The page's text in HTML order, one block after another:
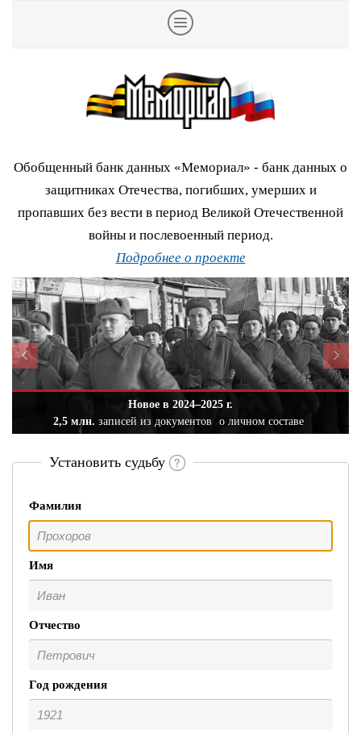
Обобщенный банк данных «Мемориал» - банк данных о
защитниках Отечества, погибших, умерших и
пропавших без вести в период Великой Отечественной
войны и послевоенный период.
Подробнее о проекте
Новое в 2024–2025 г.
2,5 млн. записей из документов о личном составе
Установить судьбу
Фамилия
Имя
Отчество
Год рождения